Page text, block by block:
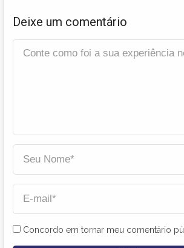
Deixe um comentário
Concordo em tornar meu comentário